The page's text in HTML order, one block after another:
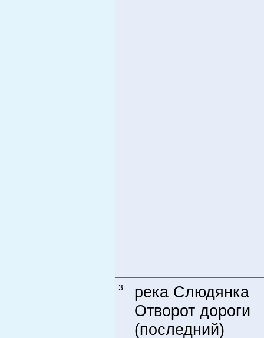
3
река Слюдянка
Отворот дороги
(последний)